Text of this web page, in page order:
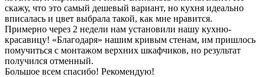
скажу, что это самый дешевый вариант, но кухня идеально
вписалась и цвет выбрала такой, как мне нравится.
Примерно через 2 недели нам установили нашу кухню-
красавицу! «Благодаря» нашим кривым стенам, им пришлось
помучиться с монтажом верхних шкафчиков, но результат
получился отменный.
Большое всем спасибо! Рекомендую!